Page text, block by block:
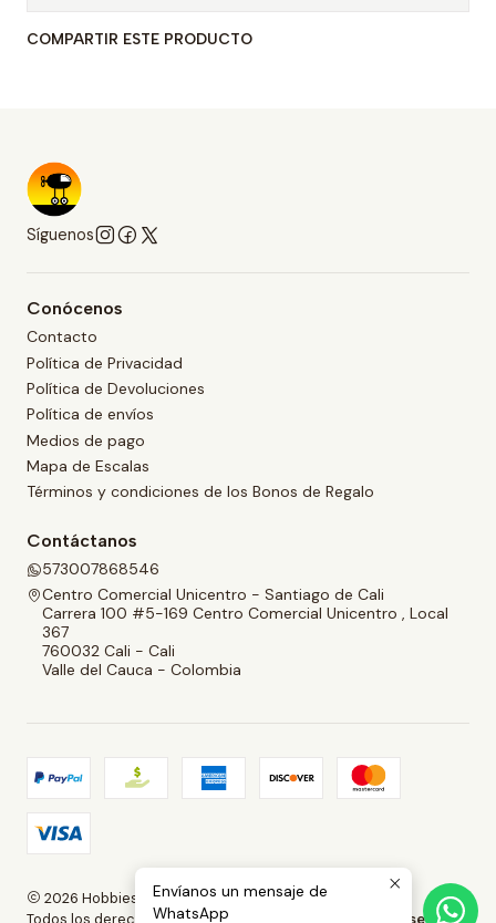
COMPARTIR ESTE PRODUCTO
Síguenos
Conócenos
Contacto
Política de Privacidad
Política de Devoluciones
Política de envíos
Medios de pago
Mapa de Escalas
Términos y condiciones de los Bonos de Regalo
Contáctanos
573007868546
Centro Comercial Unicentro - Santiago de Cali
Carrera 100 #5-169 Centro Comercial Unicentro , Local
367
760032 Cali - Cali
Valle del Cauca - Colombia
2026 Hobbies and Collectibles.
Envíanos un mensaje de
WhatsApp